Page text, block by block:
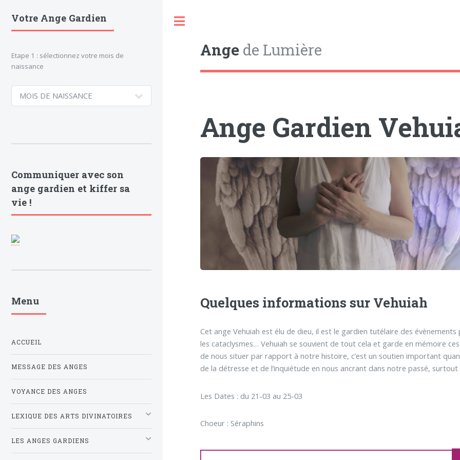
Ange de Lumière
Ange Gardien
Quelques informations sur Vehuiah
Cet ange Vehuiah est élu de dieu, il est le gardien tutélaire des
les cataclysmes… Vehuiah se souvient de tout cela et garde en mémoire
de nous situer par rapport à notre histoire, c’est un soutien important
de la détresse et de l’inquiétude en nous ancrant dans notre passé,
Les Dates : du 21-03 au 25-03
Choeur : Séraphins
Votre Ange Gardien
Etape 1 : sélectionnez votre mois de
naissance
Communiquer avec son
ange gardien et kiffer sa
vie !
Menu
ACCUEIL
MESSAGE DES ANGES
VOYANCE DES ANGES
LEXIQUE DES ARTS DIVINATOIRES
LES ANGES GARDIENS